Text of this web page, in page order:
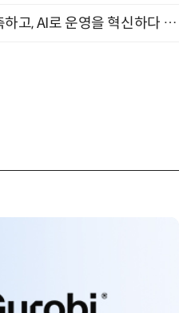
[올쇼TV] AI 인프라를 관측하고, AI로 운영을 혁신하다 (8월 11일 생방송)